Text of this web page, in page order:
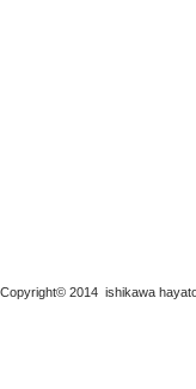
Copyright© 2014 ishikawa